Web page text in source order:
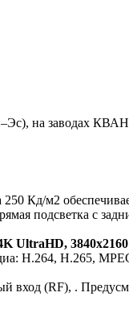
на заводах
250 Кд/м2
подсветка с
UltraHD, 3840x2160
H.264, H.265,
вход (RF), .